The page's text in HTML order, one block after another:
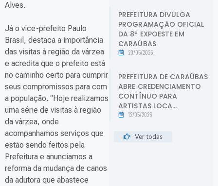
Alves.
Já o vice-prefeito Paulo
Brasil, destaca a importância
das visitas à região da várzea
e acredita que o prefeito está
no caminho certo para cumprir
seus compromissos para com
a população. “Hoje realizamos
uma série de visitas à região
da várzea, onde
acompanhamos serviços que
estão sendo feitos pela
Prefeitura e anunciamos a
reforma da mudança de canos
da adutora que abastece
PREFEITURA DIVULGA
PROGRAMAÇÃO OFICIAL
DA 8ª EXPOESTE EM
CARAÚBAS
20/05/2026
PREFEITURA DE CARAÚBAS
ABRE CREDENCIAMENTO
CONTÍNUO PARA
ARTISTAS LOCA...
12/05/2026
Ver todas